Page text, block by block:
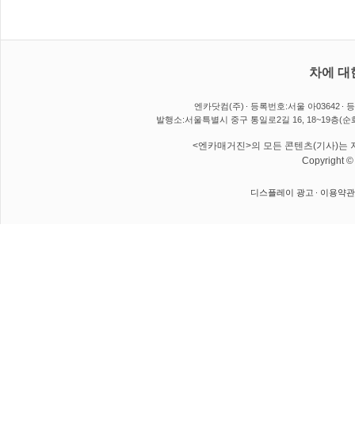
차에 대
엔카닷컴(주) 등록번호:서울 아03642
발행소:서울특별시 중구 통일로2길 16, 18~19층(순
<엔카매거진>의 모든 콘텐츠(기사)는
Copyright ©
디스플레이 광고 이용약관